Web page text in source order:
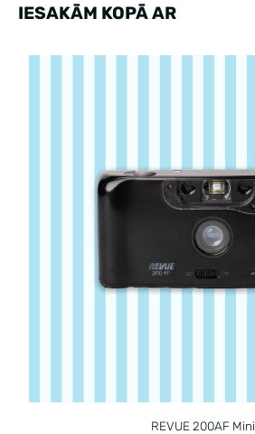
IESAKĀM KOPĀ AR
REVUE 200AF Mini